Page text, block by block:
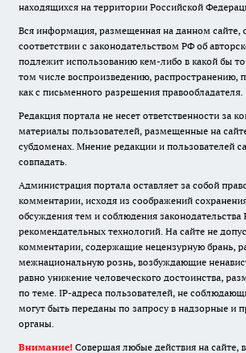
находящихся на территории Российской
Вся информация, размещенная на данном сайте,
соответствии с законодательством РФ об
подлежит использованию кем-либо в какой бы
том числе воспроизведению, распространению,
как с письменного разрешения правообладателя.
Редакция портала не несет ответственности за
материалы пользователей, размещенные на
субдоменах. Мнение редакции и пользователей
совпадать.
Администрация портала оставляет за собой
комментарии, исходя из соображений
обсуждения тем и соблюдения законодательства
рекомендательных технологий. На сайте не
комментарии, содержащие нецензурную брань,
межнациональную рознь, возбуждающие
равно унижение человеческого достоинства,
по теме. IP-адреса пользователей, не
могут быть переданы по запросу в надзорные и
органы.
Внимание! Совершая любые действия на сайте,